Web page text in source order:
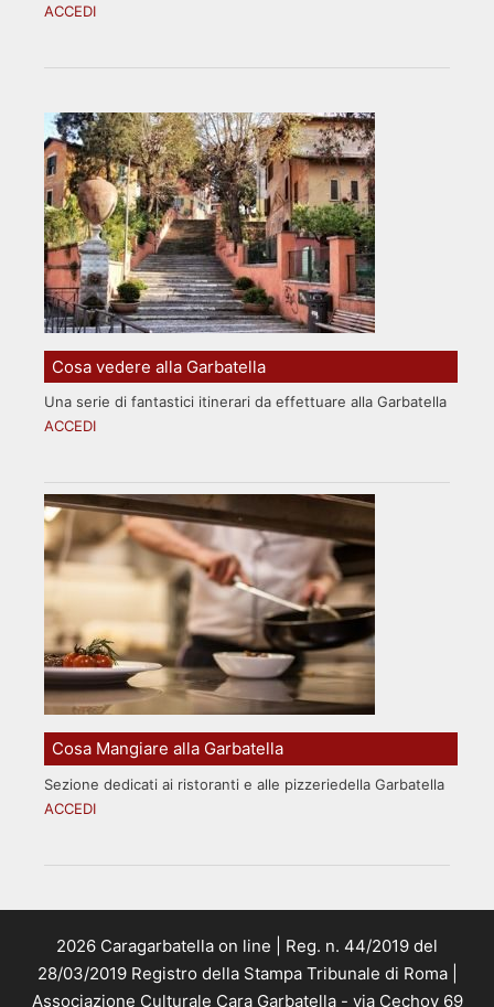
ACCEDI
Cosa vedere alla Garbatella
Una serie di fantastici itinerari da effettuare alla Garbatella
ACCEDI
Cosa Mangiare alla Garbatella
Sezione dedicati ai ristoranti e alle pizzeriedella Garbatella
ACCEDI
2026 Caragarbatella on line | Reg. n. 44/2019 del
28/03/2019 Registro della Stampa Tribunale di Roma |
Associazione Culturale Cara Garbatella - via Cechov 69